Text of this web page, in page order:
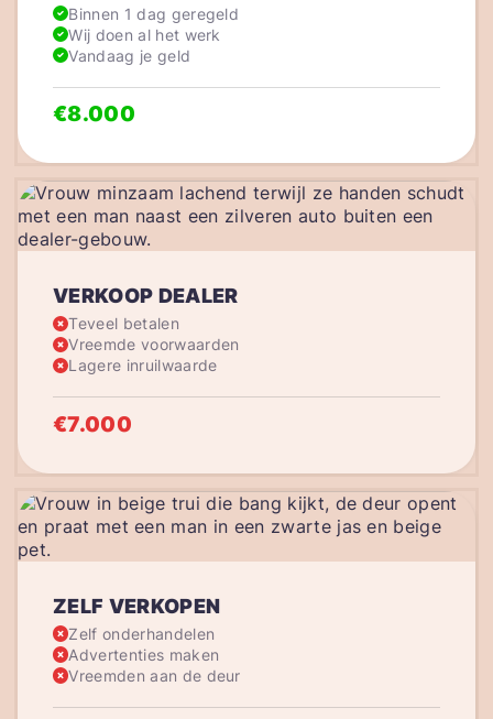
VERKOOP DEALER
Teveel betalen
Vreemde voorwaarden
Lagere inruilwaarde
€7.000
Binnen 1 dag geregeld
Wij doen al het werk
Vandaag je geld
€8.000
ZELF VERKOPEN
Zelf onderhandelen
Advertenties maken
Vreemden aan de deur